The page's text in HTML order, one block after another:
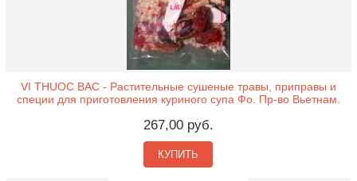
VI THUOC BAC - Растительные сушеные травы, приправы и
специи для приготовления куриного супа Фо. Пр-во Вьетнам.
267,00 руб.
КУПИТЬ